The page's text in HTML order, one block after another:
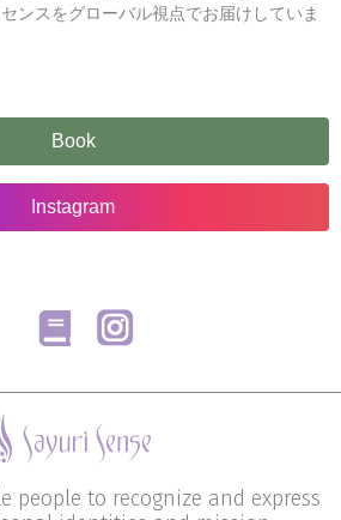
ンスをグローバル視点でお届けしていま
Book
Instagram
people to recognize and express